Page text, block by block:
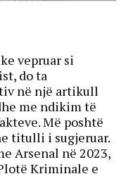
vepruar si
do ta
në një artikull
me ndikim të
Më poshtë
titulli i sugjeruar.
Arsenal në 2023,
Kriminale e